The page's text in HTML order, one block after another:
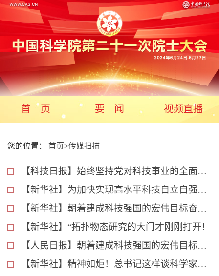
首 页 要 闻 视频直播
您的位置： 首页>传媒扫描
【科技日报】始终坚持党对科技事业的全面领导
【新华社】为加快实现高水平科技自立自强贡献力量
【新华社】朝着建成科技强国的宏伟目标奋勇前进
【新华社】“拓扑物态研究的大门才刚刚打开！
【人民日报】朝着建成科技强国的宏伟目标奋勇前进
【新华社】精神如炬！总书记这样谈科学家精神